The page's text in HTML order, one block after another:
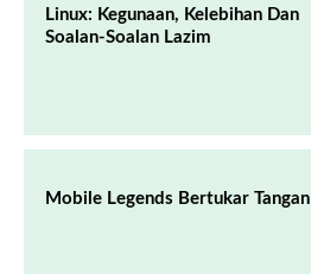
Linux: Kegunaan, Kelebihan Dan
Soalan-Soalan Lazim
Mobile Legends Bertukar Tangan